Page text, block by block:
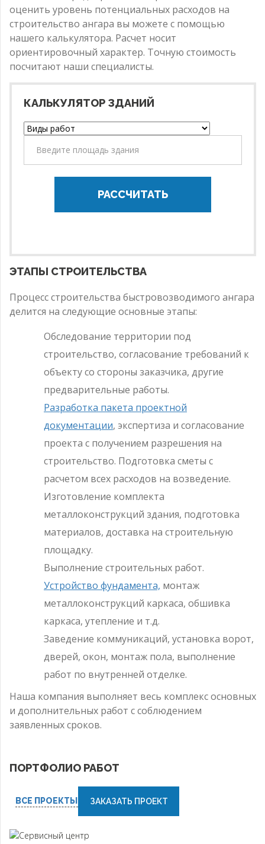
оценить уровень потенциальных расходов на
строительство ангара вы можете с помощью
нашего калькулятора. Расчет носит
ориентировочный характер. Точную стоимость
посчитают наши специалисты.
КАЛЬКУЛЯТОР ЗДАНИЙ
РАССЧИТАТЬ
ЭТАПЫ СТРОИТЕЛЬСТВА
Процесс строительства быстровозводимого ангара
делится на следующие основные этапы:
Обследование территории под
строительство, согласование требований к
объекту со стороны заказчика, другие
предварительные работы.
Разработка пакета проектной
документации, экспертиза и согласование
проекта с получением разрешения на
строительство. Подготовка сметы с
расчетом всех расходов на возведение.
Изготовление комплекта
металлоконструкций здания, подготовка
материалов, доставка на строительную
площадку.
Выполнение строительных работ.
Устройство фундамента, монтаж
металлоконструкций каркаса, обшивка
каркаса, утепление и т.д.
Заведение коммуникаций, установка ворот,
дверей, окон, монтаж пола, выполнение
работ по внутренней отделке.
Наша компания выполняет весь комплекс основных
и дополнительных работ с соблюдением
заявленных сроков.
ПОРТФОЛИО РАБОТ
ВСЕ ПРОЕКТЫ ЗАКАЗАТЬ ПРОЕКТ